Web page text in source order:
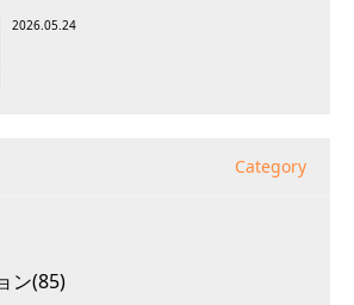
2026.05.24
Category
ン(85)